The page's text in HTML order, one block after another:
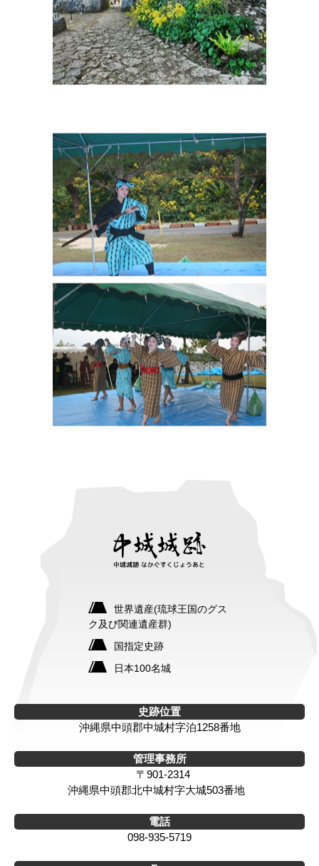
世界遺産(琉球王国のグス
ク及び関連遺産群)
国指定史跡
日本100名城
史跡位置
沖縄県中頭郡中城村字泊1258番地
管理事務所
〒901-2314
沖縄県中頭郡北中城村字大城503番地
電話
098-935-5719